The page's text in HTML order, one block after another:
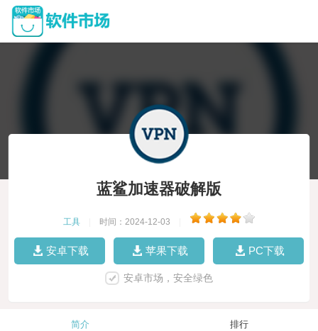
蓝鲨加速器破解版
工具 时间：2024-12-03
安卓下载 苹果下载 PC下载
安卓市场，安全绿色
简介 排行